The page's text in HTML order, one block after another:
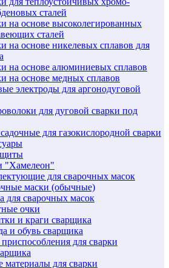
сталей
на основе высоколегированных
сталей
на основе никелевых сплавов для
на основе алюминиевых сплавов
на основе медных сплавов
электроды для аргонодуговой
для дуговой сварки под
для газокислородной сварки
"Хамелеон"
для сварочных масок
маски (обычные)
для сварочных масок
очки
и краги сварщика
и обувь сварщика
для сварки
материалы для сварки